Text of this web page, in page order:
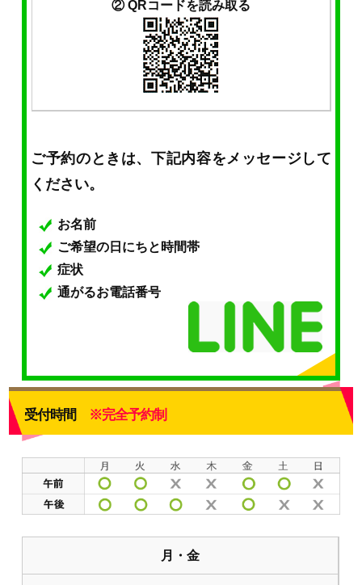
② QRコードを読み取る
ご予約のときは、下記内容をメッセージして
ください。
お名前
ご希望の日にちと時間帯
症状
通がるお電話番号
受付時間 ※完全予約制
月・金